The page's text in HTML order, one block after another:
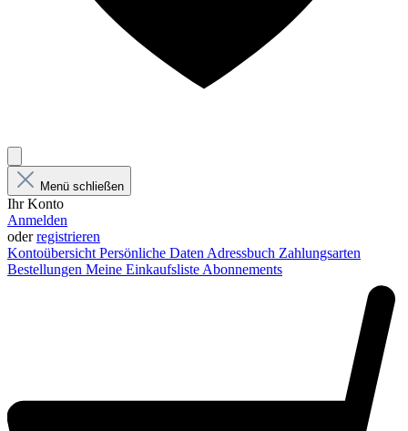
Menü schließen
Ihr Konto
Anmelden
oderregistrieren
Kontoübersicht Persönliche Daten Adressbuch Zahlungsarten
Bestellungen Meine Einkaufsliste Abonnements